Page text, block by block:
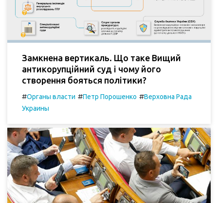
Замкнена вертикаль. Що таке Вищий
антикорупційний суд і чому його
створення бояться політики?
#Органы власти #Петр Порошенко #Верховна Рада
Украины